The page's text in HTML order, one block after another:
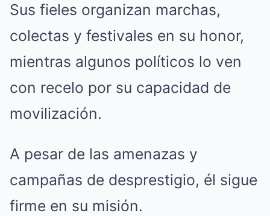
Sus fieles organizan marchas,
colectas y festivales en su honor,
mientras algunos políticos lo ven
con recelo por su capacidad de
movilización.
A pesar de las amenazas y
campañas de desprestigio, él sigue
firme en su misión.